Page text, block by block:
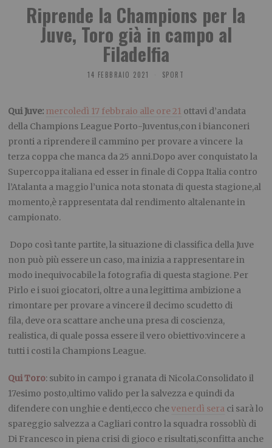
Riprende la Champions per la
Juve, Toro già in campo al
Filadelfia
14 FEBBRAIO 2021 SPORT
Qui Juve: mercoledì 17 febbraio alle ore 21 ottavi d’andata
della Champions League Porto-Juventus,con i bianconeri
pronti a riprendere il cammino per provare a vincere la
terza coppa che manca da 25 anni.Dopo aver conquistato la
Supercoppa italiana ed esser in finale di Coppa Italia contro
l’Atalanta a maggio l’unica nota stonata di questa stagione,al
momento,è rappresentata dal rendimento altalenante in
campionato.
Dopo così tante partite, la situazione di classifica della Juve
non può più essere un caso, ma inizia a rappresentare in
modo inequivocabile la fotografia di questa stagione. Per
Pirlo e i suoi giocatori, oltre a una legittima ambizione a
rimontare per provare a vincere il decimo scudetto di
fila, deve ora scattare anche una presa di coscienza,
realistica, di quale possa essere il vero obiettivo:vincere a
tutti i costi la Champions League.
Qui Toro: subito in campo i granata di Nicola.Consolidato il
17esimo posto,ultimo valido per la salvezza e quindi da
difendere con unghie e denti,ecco chevenerdì sera ci sarà lo
spareggio salvezza a Cagliari contro la squadra rossoblù di
Di Francesco in piena crisi di gioco e risultati,sconfitta anche